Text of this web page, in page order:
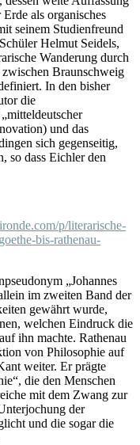
als organisches
seinem Studienfreund
Helmut Seidels,
Wanderung durch
Braunschweig
In den bisher
die
und das
sich gegenseitig,
so dass Eichler den
p/literarische-
bis-rathenau-
„Johannes
im zweiten Band der
gewährt wurde,
welchen Eindruck die
ihn machte. Rathenau
von Philosophie auf
weiter. Er prägte
die den Menschen
mit dem Zwang zur
der
und die sogar die